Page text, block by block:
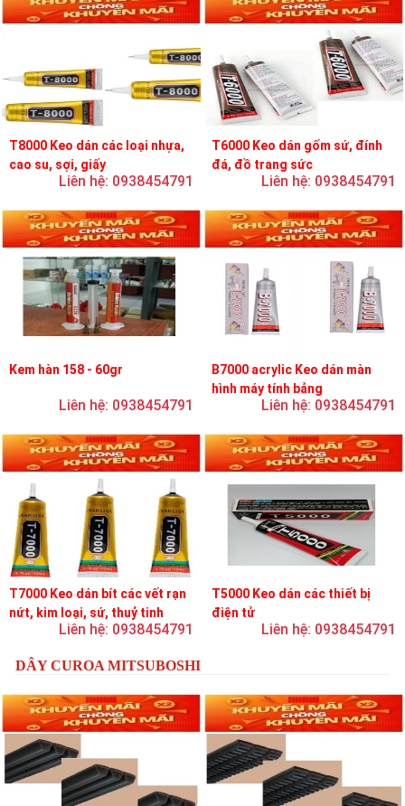
T8000 Keo dán các loại nhựa,
cao su, sợi, giấy
Liên hệ: 0938454791
T6000 Keo dán gốm sứ, đính
đá, đồ trang sức
Liên hệ: 0938454791
Kem hàn 158 - 60gr
Liên hệ: 0938454791
B7000 acrylic Keo dán màn
hình máy tính bảng
Liên hệ: 0938454791
T7000 Keo dán bít các vết rạn
nứt, kim loại, sứ, thuỷ tinh
Liên hệ: 0938454791
T5000 Keo dán các thiết bị
điện tử
Liên hệ: 0938454791
DÂY CUROA MITSUBOSHI